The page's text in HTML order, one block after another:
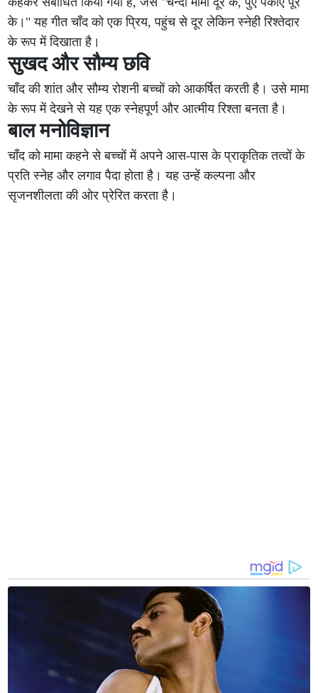
के।" यह गीत चाँद को एक प्रिय, पहुंच से दूर लेकिन स्नेही रिश्तेदार
के रूप में दिखाता है।
सुखद और सौम्य छवि
चाँद की शांत और सौम्य रोशनी बच्चों को आकर्षित करती है। उसे मामा
के रूप में देखने से यह एक स्नेहपूर्ण और आत्मीय रिश्ता बनता है।
बाल मनोविज्ञान
चाँद को मामा कहने से बच्चों में अपने आस-पास के प्राकृतिक तत्वों के
प्रति स्नेह और लगाव पैदा होता है। यह उन्हें कल्पना और
सृजनशीलता की ओर प्रेरित करता है।